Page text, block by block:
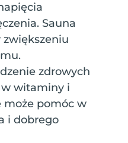
Sauna
zdrowych
w witaminy i
może pomóc w
i dobrego